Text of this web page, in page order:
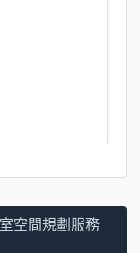
空間規劃服務